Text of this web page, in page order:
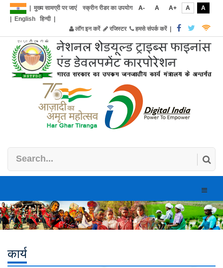
मुख्य सामग्री पर जाएं स्क्रीन रीडर का उपयोग A- A A+ A
A
English हिन्दी|
लॉग इन करें
रजिस्टर हमसे संपर्क करें|
Toggle
कार्य